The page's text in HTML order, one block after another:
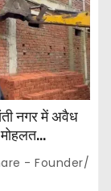
नगर में अवैध
मोहलत…
- Founder/